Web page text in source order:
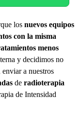
los nuevos equipos
con la misma
menos
y decidimos no
a nuestros
de radioterapia
de Intensidad